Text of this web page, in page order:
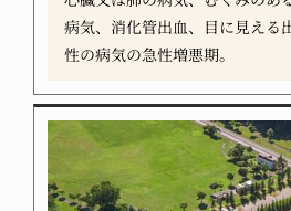
病気、消化管出血、目に見える
性の病気の急性増悪期。